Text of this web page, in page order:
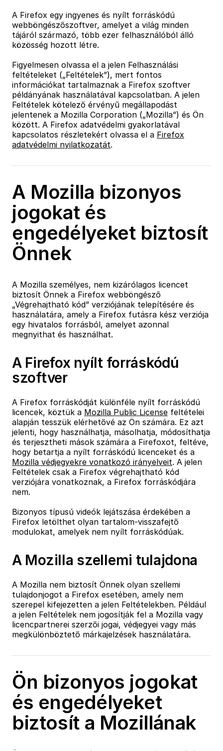
A Firefox egy ingyenes és nyílt forráskódú
webböngészőszoftver, amelyet a világ minden
tájáról származó, több ezer felhasználóból álló
közösség hozott létre.
Figyelmesen olvassa el a jelen Felhasználási
feltételeket („Feltételek”), mert fontos
információkat tartalmaznak a Firefox szoftver
példányának használatával kapcsolatban. A jelen
Feltételek kötelező érvényű megállapodást
jelentenek a Mozilla Corporation („Mozilla”) és Ön
között. A Firefox adatvédelmi gyakorlatával
kapcsolatos részletekért olvassa el a Firefox
adatvédelmi nyilatkozatát.
A Mozilla bizonyos
jogokat és
engedélyeket biztosít
Önnek
A Mozilla személyes, nem kizárólagos licencet
biztosít Önnek a Firefox webböngésző
„Végrehajtható kód” verziójának telepítésére és
használatára, amely a Firefox futásra kész verziója
egy hivatalos forrásból, amelyet azonnal
megnyithat és használhat.
A Firefox nyílt forráskódú
szoftver
A Firefox forráskódját különféle nyílt forráskódú
licencek, köztük a Mozilla Public License feltételei
alapján tesszük elérhetővé az Ön számára. Ez azt
jelenti, hogy használhatja, másolhatja, módosíthatja
és terjesztheti mások számára a Firefoxot, feltéve,
hogy betartja a nyílt forráskódú licenceket és a
Mozilla védjegyekre vonatkozó irányelveit. A jelen
Feltételek csak a Firefox végrehajtható kód
verziójára vonatkoznak, a Firefox forráskódjára
nem.
Bizonyos típusú videók lejátszása érdekében a
Firefox letölthet olyan tartalom-visszafejtő
modulokat, amelyek nem nyílt forráskódúak.
A Mozilla szellemi tulajdona
A Mozilla nem biztosít Önnek olyan szellemi
tulajdonjogot a Firefox esetében, amely nem
szerepel kifejezetten a jelen Feltételekben. Például
a jelen Feltételek nem jogosítják fel a Mozilla vagy
licencpartnerei szerzői jogai, védjegyei vagy más
megkülönböztető márkajelzések használatára.
Ön bizonyos jogokat
és engedélyeket
biztosít a Mozillának